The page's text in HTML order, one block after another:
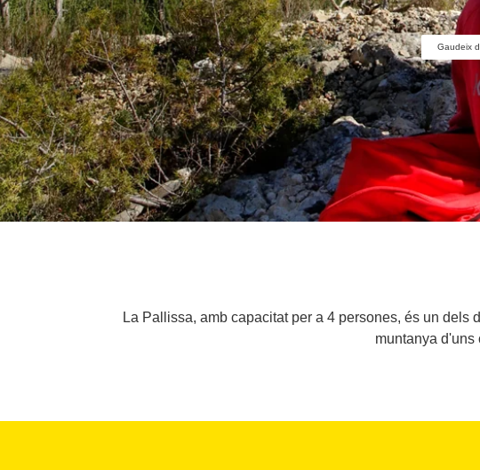
Gaudeix
La Pallissa, amb capacitat per a 4 persones, és un
muntanya d'uns